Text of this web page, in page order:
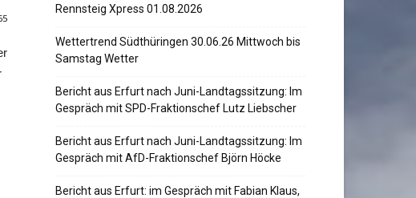
Rennsteig Xpress 01.08.2026
Wettertrend Südthüringen 30.06.26 Mittwoch bis
Samstag Wetter
Bericht aus Erfurt nach Juni-Landtagssitzung: Im
Gespräch mit SPD-Fraktionschef Lutz Liebscher
Bericht aus Erfurt nach Juni-Landtagssitzung: Im
Gespräch mit AfD-Fraktionschef Björn Höcke
Bericht aus Erfurt: im Gespräch mit Fabian Klaus,